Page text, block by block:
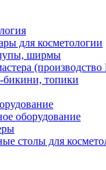
для косметологии
ширмы
(производство
бикини, топики
оборудование
столы для